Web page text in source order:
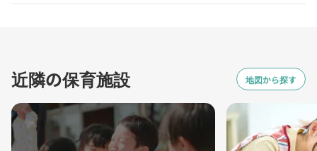
近隣の保育施設 地図から探す